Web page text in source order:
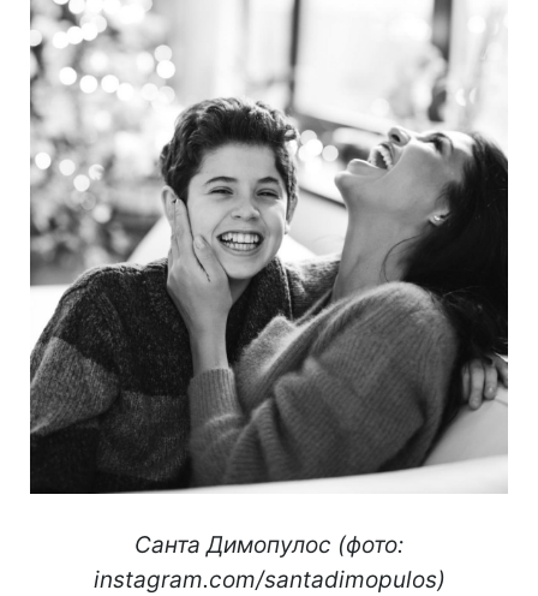
Санта Димопулос (фото:
instagram.com/santadimopulos)